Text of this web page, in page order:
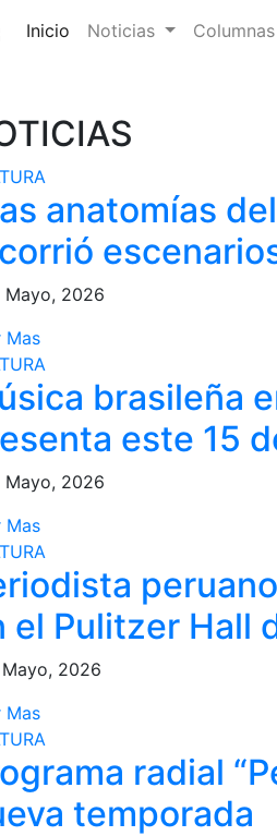
Inicio (current)
Noticias Columnas
anatomías
Mayo, 2026
Mas
brasileña
este 15
Mayo, 2026
Mas
el Pulitzer Hall
Mayo, 2026
Mas
radial
temporada